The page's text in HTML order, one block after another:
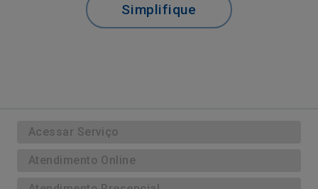
Simplifique
Acessar Serviço
Atendimento Online